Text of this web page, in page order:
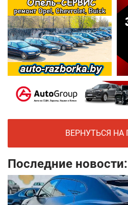
ВЕРНУТЬСЯ НА
Последние новости: